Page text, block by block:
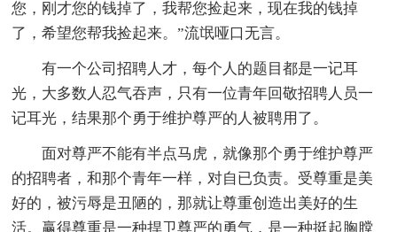
您，刚才您的钱掉了，我帮您捡起来，现在我的钱掉
了，希望您帮我捡起来。”流氓哑口无言。
有一个公司招聘人才，每个人的题目都是一记耳
光，大多数人忍气吞声，只有一位青年回敬招聘人员一
记耳光，结果那个勇于维护尊严的人被聘用了。
面对尊严不能有半点马虎，就像那个勇于维护尊严
的招聘者，和那个青年一样，对自已负责。受尊重是美
好的，被污辱是丑陋的，那就让尊重创造出美好的生
活。赢得尊重是一种捍卫尊严的勇气，是一种挺起胸膛